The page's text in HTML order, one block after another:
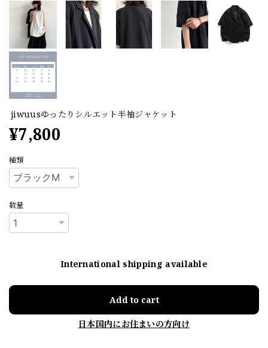
jiwuusゆったりシルエット半袖ジャケット
¥7,800
種類
数量
International shipping available
Add to cart
日本国内にお住まいの方向け